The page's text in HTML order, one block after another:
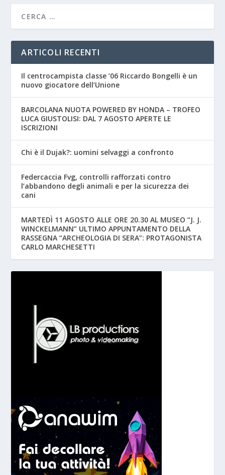
ARTICOLI RECENTI
Il centrocampista classe ’06 Riccardo Bongelli è un
nuovo giocatore dell’Unione
BARCOLANA NUOTA POWERED BY HONDA – TROFEO
LUCA GIUSTOLISI: DAL 7 AGOSTO APERTE LE
ISCRIZIONI
Chi è il Dujak?: uomini selvaggi a confronto
Federcaccia Fvg, controlli rafforzati contro
l’abbandono degli animali e per la sicurezza dei
cani
MARTEDÌ 11 AGOSTO ALLE ORE 20.30 AL MUSEO “J. J.
WINCKELMANN” ULTIMO APPUNTAMENTO DELLA
RASSEGNA “ARCHEOLOGIA DI SERA”: PROTAGONISTA
CARLO MARCHESETTI